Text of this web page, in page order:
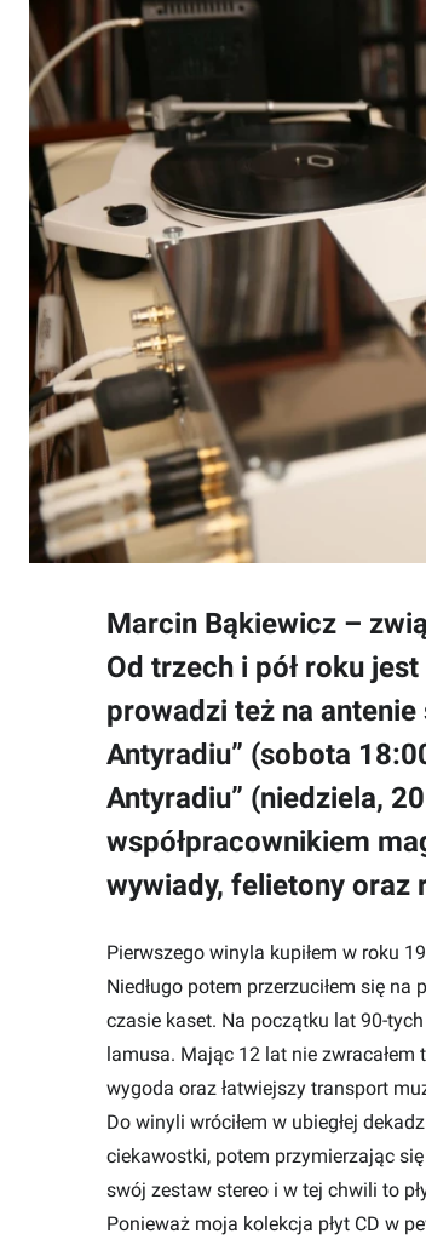
Marcin Bąkiewicz –
Od trzech i pół roku
prowadzi też na
Antyradiu” (sobota
Antyradiu” (niedziela,
współpracownikiem
wywiady, felietony oraz
Pierwszego winyla kupiłem w roku
Niedługo potem przerzuciłem się
czasie kaset. Na początku lat 90-
lamusa. Mając 12 lat nie
wygoda oraz łatwiejszy transport
Do winyli wróciłem w ubiegłej
ciekawostki, potem przymierzając
swój zestaw stereo i w tej chwili to
Ponieważ moja kolekcja płyt CD w